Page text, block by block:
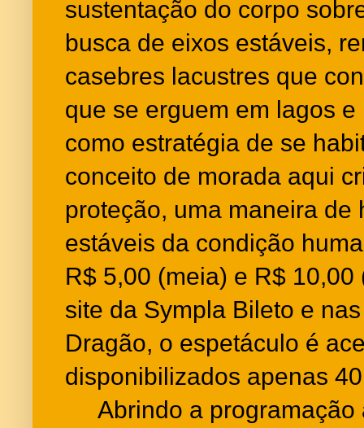
sustentação do corpo
busca de eixos estáveis,
casebres lacustres que
que se erguem em lagos
como estratégia de se
conceito de morada aqui
proteção, uma maneira de
estáveis da condição
R$ 5,00 (meia) e R$
site da Sympla Bileto e
Dragão, o espetáculo é
disponibilizados apenas
Abrindo a programação